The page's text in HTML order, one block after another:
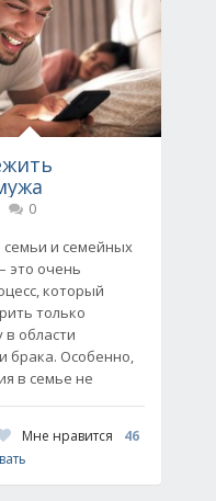
0
семьи и семейных
это очень
который
только
в области
брака. Особенно,
в семье не
Мне нравится
46